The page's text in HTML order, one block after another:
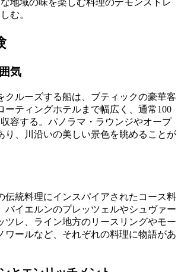
地域の味を楽しむ料理のデモンストレ
む。
気
クルーズする船は、ブティックの豪華客
ーティングホテルまで幅広く、通常100
容する。パノラマ・ラウンジやオープ
り、川沿いの美しい景色を眺めることが
伝統料理にインスパイアされたコース料
バイエルンのプレッツェルやシュヴァー
ツレ、ライン地方のリースリングやモー
ワールなど、それぞれの料理に物語があ